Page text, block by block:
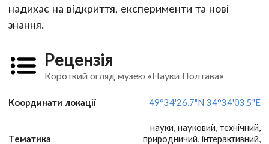
надихає на відкриття, експерименти та нові
знання.
Рецензія
Короткий огляд музею «Науки Полтава»
Координати локації 49°34'26.7"N 34°34'03.5"E
Тематика
науки, науковий, технічний,
природничий, інтерактивний,